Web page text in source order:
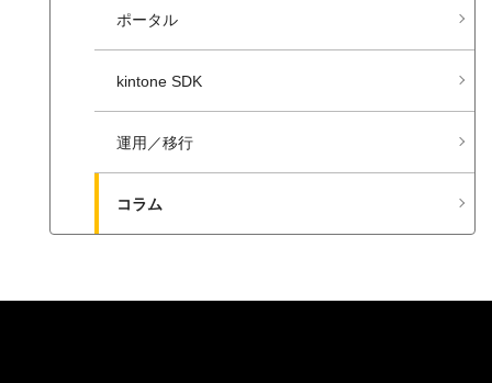
ポータル
kintone SDK
運用／移行
コラム